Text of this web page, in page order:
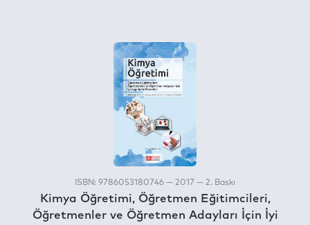
ISBN: 9786053180746 — 2017 — 2. Baskı
Kimya Öğretimi, Öğretmen Eğitimcileri,
Öğretmenler ve Öğretmen Adayları İçin İyi